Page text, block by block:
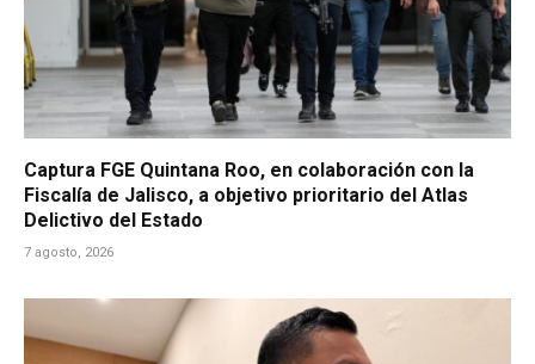
Captura FGE Quintana Roo, en colaboración con la
Fiscalía de Jalisco, a objetivo prioritario del Atlas
Delictivo del Estado
7 agosto, 2026